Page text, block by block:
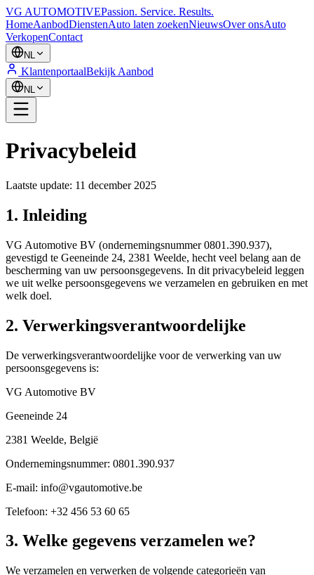
VG AUTOMOTIVEPassion. Service. Results.
HomeAanbodDienstenAuto laten zoekenNieuwsOver onsAuto
VerkopenContact
NL
KlantenportaalBekijk Aanbod
NL
Privacybeleid
Laatste update: 11 december 2025
1. Inleiding
VG Automotive BV (ondernemingsnummer 0801.390.937),
gevestigd te Geeneinde 24, 2381 Weelde, hecht veel belang aan de
bescherming van uw persoonsgegevens. In dit privacybeleid leggen
we uit welke persoonsgegevens we verzamelen en gebruiken en met
welk doel.
2. Verwerkingsverantwoordelijke
De verwerkingsverantwoordelijke voor de verwerking van uw
persoonsgegevens is:
VG Automotive BV
Geeneinde 24
2381 Weelde, België
Ondernemingsnummer: 0801.390.937
E-mail: info@vgautomotive.be
Telefoon: +32 456 53 60 65
3. Welke gegevens verzamelen we?
We verzamelen en verwerken de volgende categorieën van